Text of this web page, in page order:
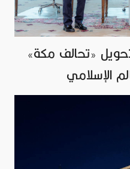
«تحالف مكة»
الإسلامي